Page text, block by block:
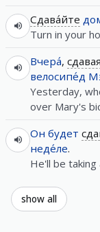
Сдава́йте
Turn in your
Вчера́, сдавая
велосипе́д
Yesterday,
over Mary's
Он будет
неде́ле.
He'll be
show all